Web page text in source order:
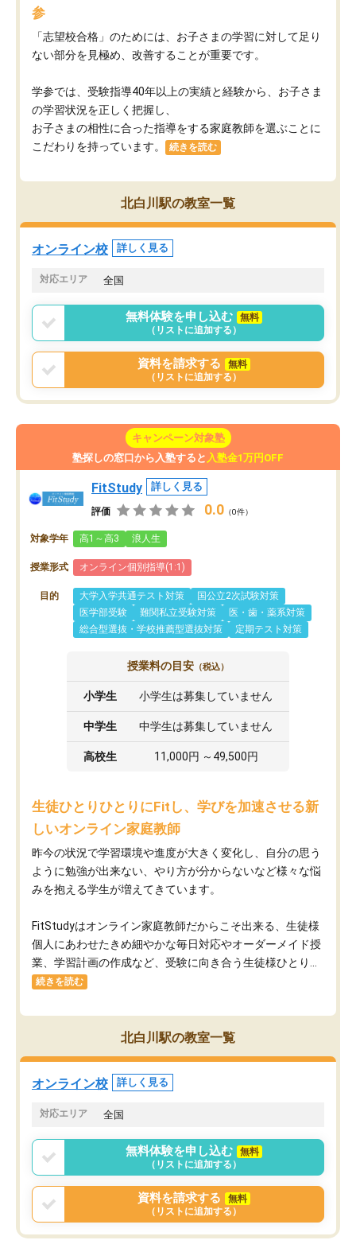
参
「志望校合格」のためには、お子さまの学習に対して足り
ない部分を見極め、改善することが重要です。
学参では、受験指導40年以上の実績と経験から、お子さま
の学習状況を正しく把握し、
お子さまの相性に合った指導をする家庭教師を選ぶことに
こだわりを持っています。
続きを読む
北白川駅の教室一覧
オンライン校 詳しく見る
対応エリア 全国
無料体験を申し込む
無料
（リストに追加する）
資料を請求する
無料
（リストに追加する）
キャンペーン対象塾
塾探しの窓口から入塾すると 入塾金1万円OFF
FitStudy 詳しく見る
評価 0.0 （0件）
対象学年 高1～高3 浪人生
授業形式 オンライン個別指導(1:1)
目的 大学入学共通テスト対策
国公立2次試験対策
医学部受験
難関私立受験対策
医・歯・薬系対策
総合型選抜・学校推薦型選抜対策
定期テスト対策
授業料の目安 （税込）
小学生 小学生は募集していません
中学生 中学生は募集していません
高校生 11,000円 ～49,500円
生徒ひとりひとりにFitし、学びを加速させる新
しいオンライン家庭教師
昨今の状況で学習環境や進度が大きく変化し、自分の思う
ように勉強が出来ない、やり方が分からないなど様々な悩
みを抱える学生が増えてきています。
FitStudyはオンライン家庭教師だからこそ出来る、生徒様
個人にあわせたきめ細やかな毎日対応やオーダーメイド授
業、学習計画の作成など、受験に向き合う生徒様ひとり...
続きを読む
北白川駅の教室一覧
オンライン校 詳しく見る
対応エリア 全国
無料体験を申し込む
無料
（リストに追加する）
資料を請求する
無料
（リストに追加する）